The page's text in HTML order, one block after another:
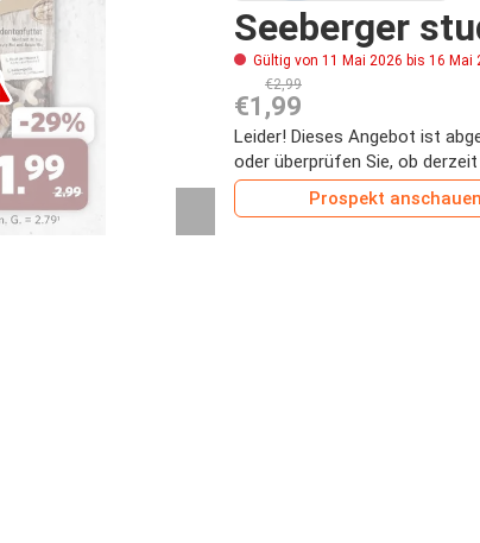
Seeberger
Gültig von 11 Mai 2026 bis 16 Mai
€2,99
€1,99
Leider! Dieses Angebot ist
oder überprüfen Sie, ob
Prospekt anschauen